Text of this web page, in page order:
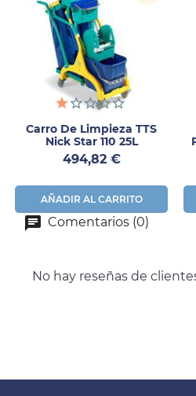
Carro De Limpieza TTS
Nick Star 110 25L
Precio
494,82 €
AÑADIR AL CARRITO
Comentarios (0)
No hay reseñas de